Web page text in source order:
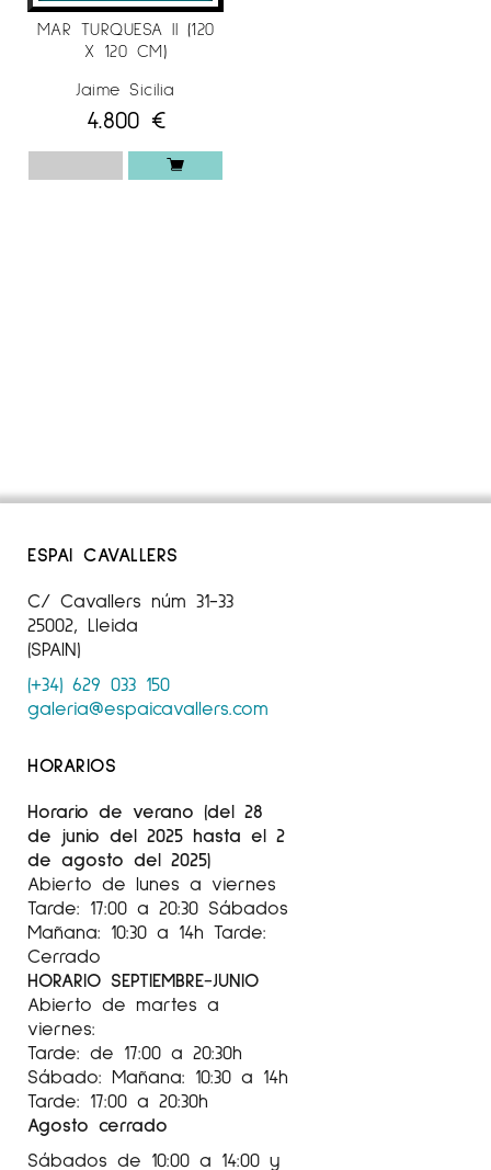
MAR TURQUESA II (120
X 120 CM)
Jaime Sicilia
4.800 €
ESPAI CAVALLERS
C/ Cavallers núm 31-33
25002, Lleida
(SPAIN)
(+34) 629 033 150
galeria@espaicavallers.com
HORARIOS
Horario de verano (del 28
de junio del 2025 hasta el 2
de agosto del 2025)
Abierto de lunes a viernes
Tarde: 17:00 a 20:30 Sábados
Mañana: 10:30 a 14h Tarde:
Cerrado
HORARIO SEPTIEMBRE-JUNIO
Abierto de martes a
viernes:
Tarde: de 17:00 a 20:30h
Sábado: Mañana: 10:30 a 14h
Tarde: 17:00 a 20:30h
Agosto cerrado
Sábados de 10:00 a 14:00 y